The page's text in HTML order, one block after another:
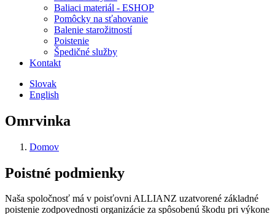
Baliaci materiál - ESHOP
Pomôcky na sťahovanie
Balenie starožitností
Poistenie
Špedičné služby
Kontakt
Slovak
English
Omrvinka
Domov
Poistné podmienky
Naša spoločnosť má v poisťovni ALLIANZ uzatvorené základné
poistenie zodpovednosti organizácie za spôsobenú škodu pri výkone